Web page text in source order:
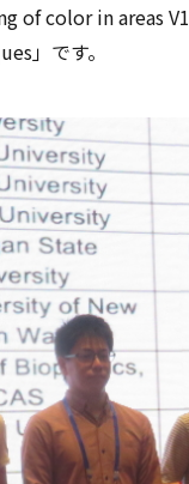
of color in
」です。